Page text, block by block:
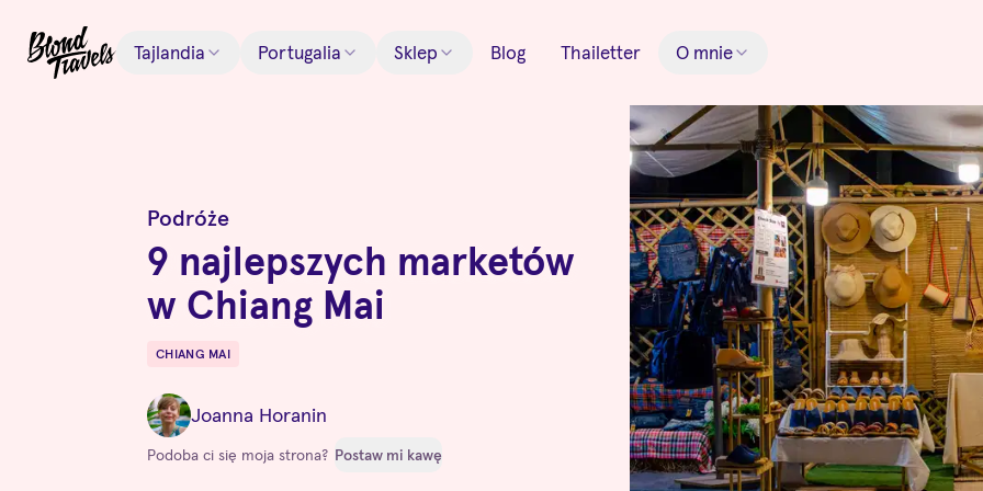
Tajlandia Portugalia Sklep Blog Thailetter O mnie
Podróże
9 najlepszych marketów
w Chiang Mai
Destinations
CHIANG MAI
Joanna Horanin
Podoba ci się moja strona? Postaw mi kawę